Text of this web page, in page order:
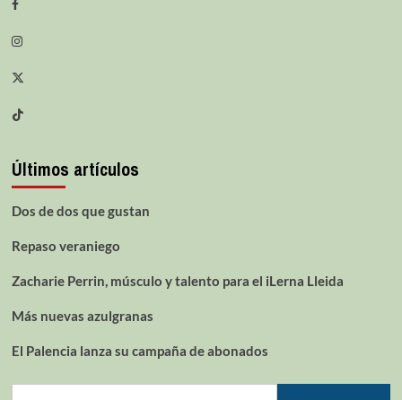
Últimos artículos
Dos de dos que gustan
Repaso veraniego
Zacharie Perrin, músculo y talento para el iLerna Lleida
Más nuevas azulgranas
El Palencia lanza su campaña de abonados